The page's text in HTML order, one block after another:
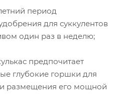
период
для суккулентов
один раз в неделю;
предпочитает
глубокие горшки для
размещения его мощной